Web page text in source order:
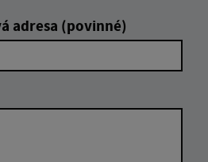
adresa (povinné)